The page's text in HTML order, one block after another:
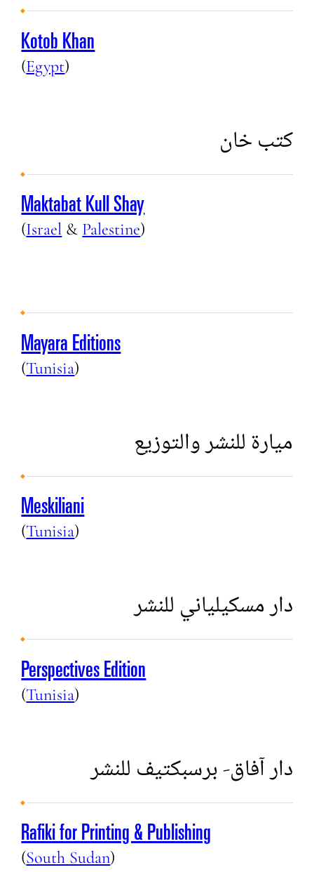
Kotob Khan
(Egypt)
كتب خان
Maktabat Kull Shay
(Israel & Palestine)
Mayara Editions
(Tunisia)
ميارة للنشر والتوزيع
Meskiliani
(Tunisia)
دار مسكيلياني للنشر
Perspectives Edition
(Tunisia)
دار آفاق- برسبكتيف للنشر
Rafiki for Printing & Publishing
(South Sudan)